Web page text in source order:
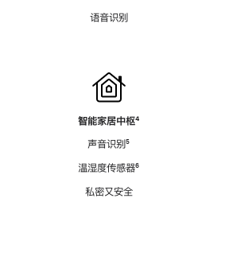
语音识别
智能家居中枢脚
⁴
声音识别脚
⁵
温湿度传感器脚
⁶
私密又安全